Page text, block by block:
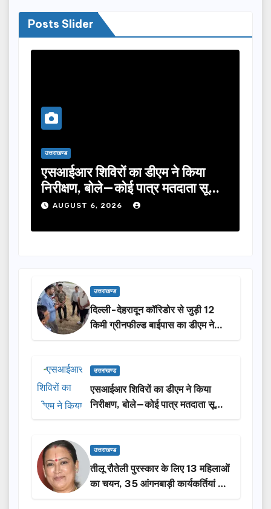
Posts Slider
का डीएम ने किया
पात्र मतदाता सूची
तीलू रौतेली पुरस्कार के लिए
का चयन, 35 आंगनबाड़ी
होंगी सम्मानित…
उत्तराखण्ड
दिल्ली-देहरादून कॉरिडोर से जुड़ी 12
किमी ग्रीनफील्ड बाईपास का डीएम ने
किया निरीक्षण…
उत्तराखण्ड
एसआईआर शिविरों का डीएम ने किया
निरीक्षण, बोले—कोई पात्र मतदाता सूची
से न छूटे…
उत्तराखण्ड
तीलू रौतेली पुरस्कार के लिए 13 महिलाओं
का चयन, 35 आंगनबाड़ी कार्यकर्तियां भी
होंगी सम्मानित…